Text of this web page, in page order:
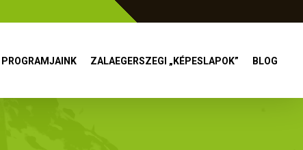
PROGRAMJAINK ZALAEGERSZEGI „KÉPESLAPOK” BLOG